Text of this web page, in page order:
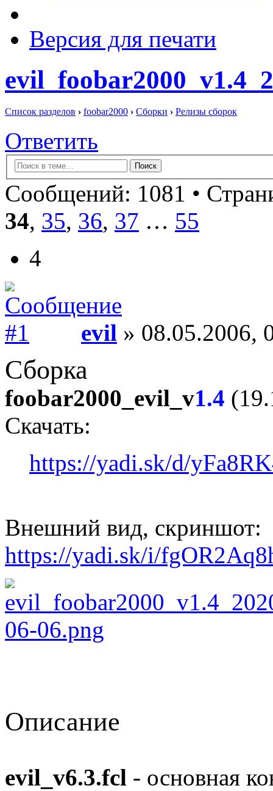
Версия для печати
Список разделов › foobar2000 › Сборки › Релизы сборок
Ответить
Сообщений: 1081 •
34, 35, 36, 37 … 55
4
evil » 08.05.2006,
Сборка
foobar2000_evil_v1.4
Скачать:
https://yadi.sk/d/
Внешний вид, скриншот:
https://yadi.sk/i/
Описание
evil_v6.3.fcl - основная